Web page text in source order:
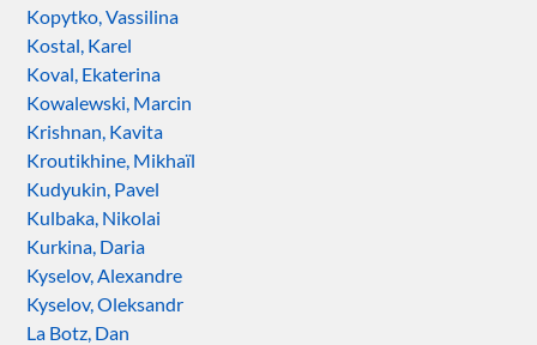
Kopytko, Vassilina
Kostal, Karel
Koval, Ekaterina
Kowalewski, Marcin
Krishnan, Kavita
Kroutikhine, Mikhaïl
Kudyukin, Pavel
Kulbaka, Nikolai
Kurkina, Daria
Kyselov, Alexandre
Kyselov, Oleksandr
La Botz, Dan